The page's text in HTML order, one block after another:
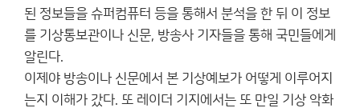
된 정보들을 슈퍼컴퓨터 등을 통해서 분석을 한 뒤 이 정보
를 기상통보관이나 신문, 방송사 기자들을 통해 국민들에게
알린다.
이제야 방송이나 신문에서 본 기상예보가 어떻게 이루어지
는지 이해가 갔다. 또 레이더 기지에서는 또 만일 기상 악화